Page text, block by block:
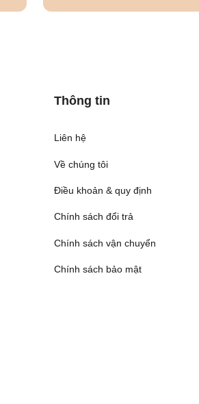
Thông tin
Liên hệ
Về chúng tôi
Điều khoản & quy định
Chính sách đổi trả
Chính sách vận chuyển
Chính sách bảo mật